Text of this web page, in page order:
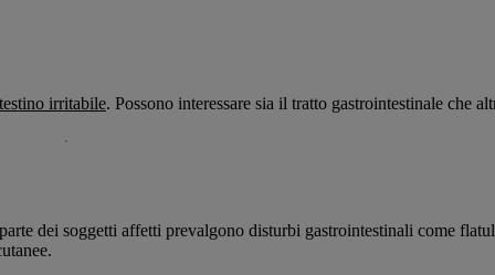
irritabile. Possono interessare sia il tratto gastrointestinale che
dei soggetti affetti prevalgono disturbi gastrointestinali come